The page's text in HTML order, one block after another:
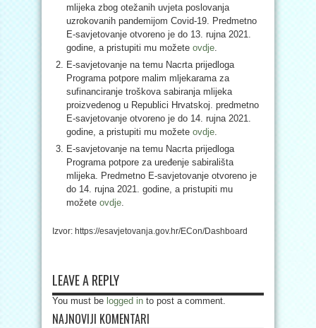
mlijeka zbog otežanih uvjeta poslovanja
uzrokovanih pandemijom Covid-19. Predmetno
E-savjetovanje otvoreno je do 13. rujna 2021.
godine, a pristupiti mu možete ovdje.
E-savjetovanje na temu Nacrta prijedloga
Programa potpore malim mljekarama za
sufinanciranje troškova sabiranja mlijeka
proizvedenog u Republici Hrvatskoj. predmetno
E-savjetovanje otvoreno je do 14. rujna 2021.
godine, a pristupiti mu možete ovdje.
E-savjetovanje na temu Nacrta prijedloga
Programa potpore za uređenje sabirališta
mlijeka. Predmetno E-savjetovanje otvoreno je
do 14. rujna 2021. godine, a pristupiti mu
možete ovdje.
Izvor: https://esavjetovanja.gov.hr/ECon/Dashboard
LEAVE A REPLY
You must be logged in to post a comment.
NAJNOVIJI KOMENTARI